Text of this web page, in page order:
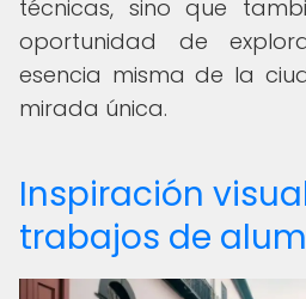
técnicas, sino que
oportunidad de
esencia misma de la
mirada única.
Inspiración
trabajos de